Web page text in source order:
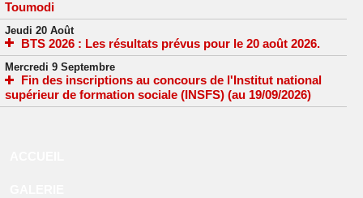
Toumodi
Jeudi 20 Août
BTS 2026 : Les résultats prévus pour le 20 août 2026.
Mercredi 9 Septembre
Fin des inscriptions au concours de l'Institut national
supérieur de formation sociale (INSFS) (au 19/09/2026)